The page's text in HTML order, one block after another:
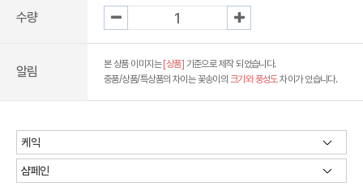
수량
알림 본 상품 이미지는 [상품] 기준으로 제작 되었습니다.
중품/상품/특상품의 차이는 꽃송이의 크기와 풍성도차이가 있습니다.